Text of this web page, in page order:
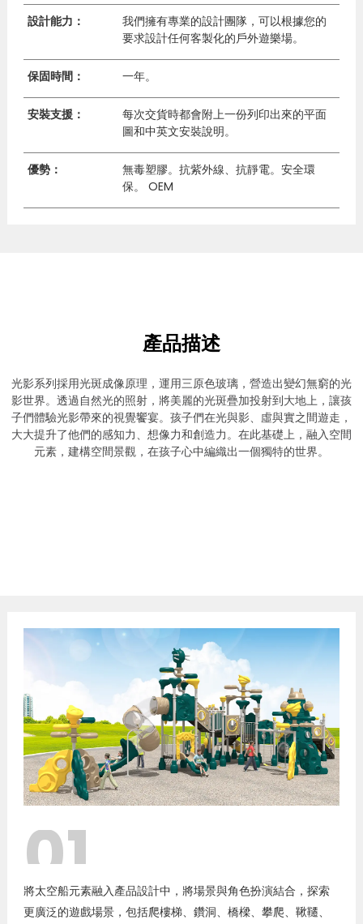
設計能力：
我們擁有專業的設計團隊，可以根據您的
要求設計任何客製化的戶外遊樂場。
保固時間： 一年。
安裝支援：
每次交貨時都會附上一份列印出來的平面
圖和中英文安裝說明。
優勢：
無毒塑膠。抗紫外線、抗靜電。安全環
保。 OEM
產品描述
光影系列採用光斑成像原理，運用三原色玻璃，營造出變幻無窮的光
影世界。透過自然光的照射，將美麗的光斑疊加投射到大地上，讓孩
子們體驗光影帶來的視覺饗宴。孩子們在光與影、虛與實之間遊走，
大大提升了他們的感知力、想像力和創造力。在此基礎上，融入空間
元素，建構空間景觀，在孩子心中編織出一個獨特的世界。
01
將太空船元素融入產品設計中，將場景與角色扮演結合，探索
更廣泛的遊戲場景，包括爬樓梯、鑽洞、橋樑、攀爬、鞦韆、